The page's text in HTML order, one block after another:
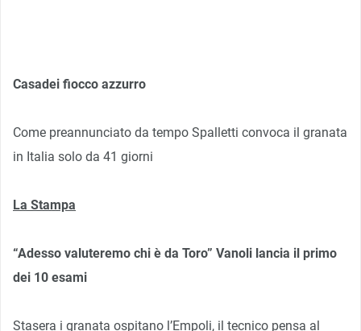
Casadei fiocco azzurro
Come preannunciato da tempo Spalletti convoca il granata
in Italia solo da 41 giorni
La Stampa
“Adesso valuteremo chi è da Toro” Vanoli lancia il primo
dei 10 esami
Stasera i granata ospitano l’Empoli, il tecnico pensa al